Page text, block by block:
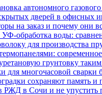
автономного
дверей в офисных
на заказ и почему они
обработка воды:
для производства
грунтовку
для многочасовой сварки
сохраняют память и
РЖД в Сочи и не